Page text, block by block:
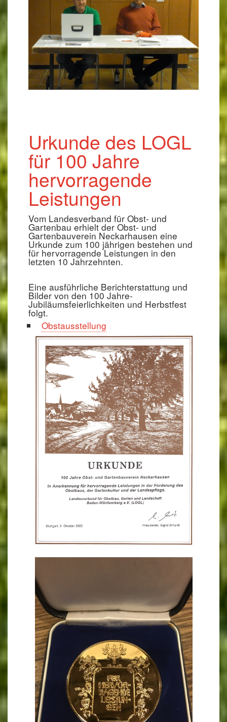
Urkunde des LOGL
für 100 Jahre
hervorragende
Leistungen
Vom Landesverband für Obst- und
Gartenbau erhielt der Obst- und
Gartenbauverein Neckarhausen eine
Urkunde zum 100 jährigen bestehen und
für hervorragende Leistungen in den
letzten 10 Jahrzehnten.
Eine ausführliche Berichterstattung und
Bilder von den 100 Jahre-
Jubiläumsfeierlichkeiten und Herbstfest
folgt.
Obstausstellung